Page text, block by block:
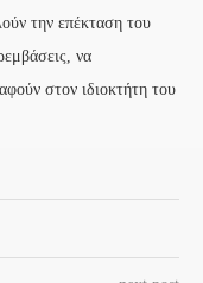
την επέκταση του
να
στον ιδιοκτήτη του